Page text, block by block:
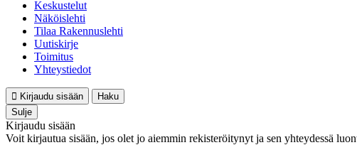
Keskustelut
Näköislehti
Tilaa Rakennuslehti
Uutiskirje
Toimitus
Yhteystiedot
Kirjaudu sisään
Haku
Sulje
Kirjaudu sisään
Voit kirjautua sisään, jos olet jo aiemmin rekisteröitynyt ja sen yhteydessä